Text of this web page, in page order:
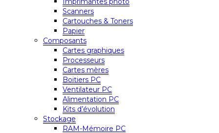
Scanners
Cartouches & Toners
Papier
Composants
Cartes graphiques
Processeurs
Cartes mères
Boitiers PC
Ventilateur PC
Alimentation PC
Kits d’évolution
Stockage
RAM-Mémoire PC